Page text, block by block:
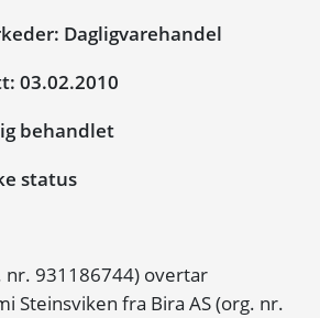
Dagligvarehandel
03.02.2010
behandlet
status
nr. 931186744) overtar
Steinsviken fra Bira AS (org. nr.